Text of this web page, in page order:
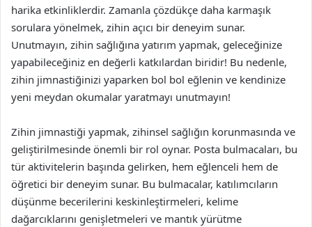
harika etkinliklerdir. Zamanla çözdükçe daha karmaşık
sorulara yönelmek, zihin açıcı bir deneyim sunar.
Unutmayın, zihin sağlığına yatırım yapmak, geleceğinize
yapabileceğiniz en değerli katkılardan biridir! Bu nedenle,
zihin jimnastiğinizi yaparken bol bol eğlenin ve kendinize
yeni meydan okumalar yaratmayı unutmayın!
Zihin jimnastiği yapmak, zihinsel sağlığın korunmasında ve
geliştirilmesinde önemli bir rol oynar. Posta bulmacaları, bu
tür aktivitelerin başında gelirken, hem eğlenceli hem de
öğretici bir deneyim sunar. Bu bulmacalar, katılımcıların
düşünme becerilerini keskinleştirmeleri, kelime
dağarcıklarını genişletmeleri ve mantık yürütme